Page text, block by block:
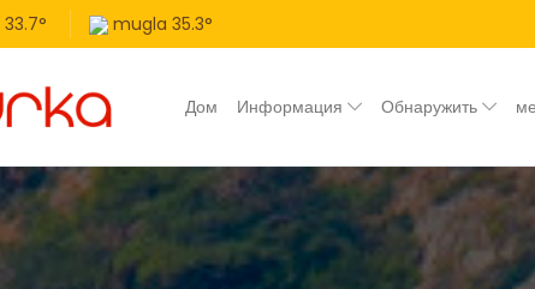
33.7° mugla 35.3°
Дом Информация Обнаружить